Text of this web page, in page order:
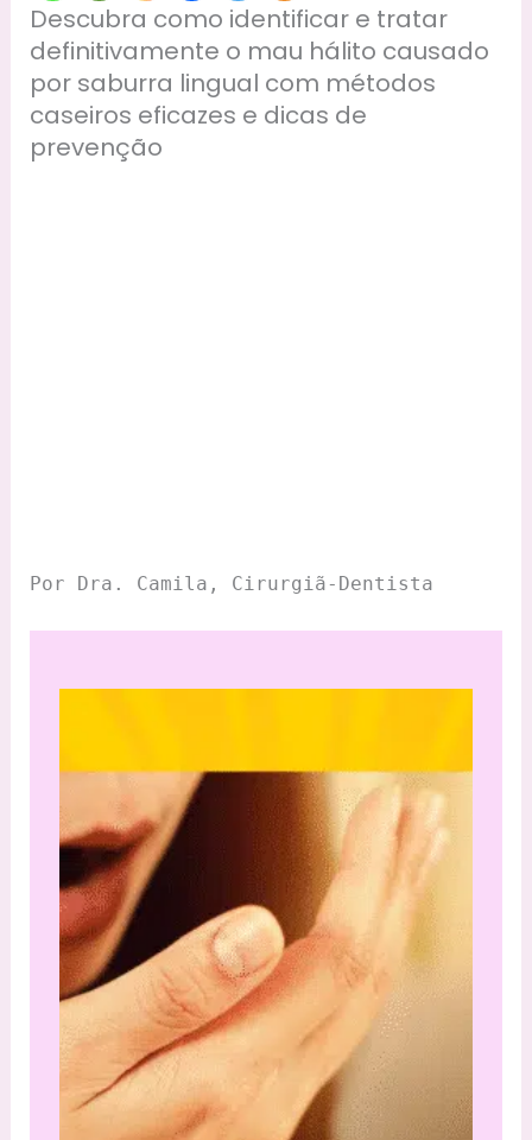
Descubra como identificar e tratar
definitivamente o mau hálito causado
por saburra lingual com métodos
caseiros eficazes e dicas de
prevenção
Por Dra. Camila, Cirurgiã-Dentista